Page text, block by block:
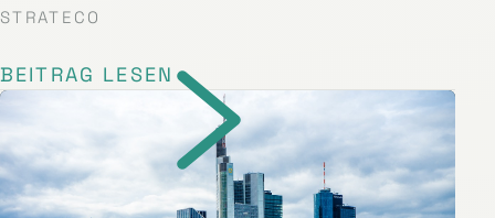
STRATECO
BEITRAG LESEN